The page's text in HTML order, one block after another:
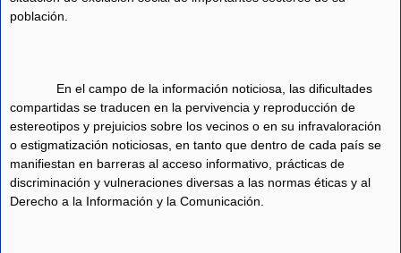
población.
En el campo de la información noticiosa, las dificultades
compartidas se traducen en la pervivencia y reproducción de
estereotipos y prejuicios sobre los vecinos o en su infravaloración
o estigmatización noticiosas, en tanto que dentro de cada país se
manifiestan en barreras al acceso informativo, prácticas de
discriminación y vulneraciones diversas a las normas éticas y al
Derecho a la Información y la Comunicación.